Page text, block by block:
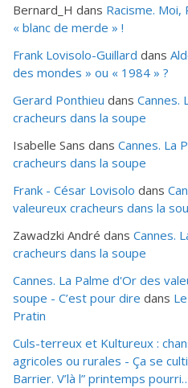
Bernard_H dans Racisme.
« blanc de merde » !
Frank Lovisolo-Guillard dans
des mondes » ou « 1984 » ?
Gerard Ponthieu dans Cannes.
cracheurs dans la soupe
Isabelle Sans dans Cannes. La
cracheurs dans la soupe
Frank - César Lovisolo dans
valeureux cracheurs dans la
Zawadzki André dans Cannes.
cracheurs dans la soupe
Cannes. La Palme d'Or des
soupe - C’est pour dire dans
Pratin
Culs-terreux et Kultureux :
agricoles ou rurales - Ça se
Barrier. V’là l” printemps